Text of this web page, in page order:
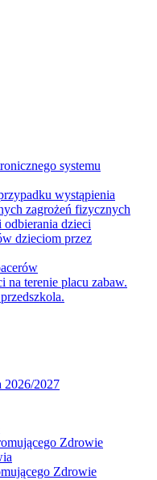
systemu
wystąpienia
zagrożeń fizycznych
odbierania dzieci
dzieciom przez
na terenie placu zabaw.
2026/2027
Zdrowie
Zdrowie